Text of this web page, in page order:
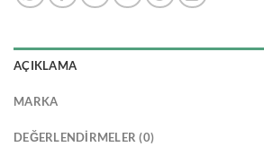
AÇIKLAMA
MARKA
DEĞERLENDIRMELER (0)